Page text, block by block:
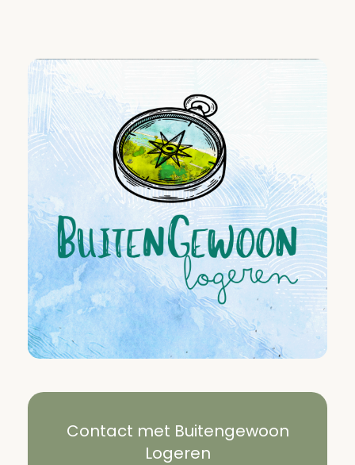
Contact met Buitengewoon
Logeren